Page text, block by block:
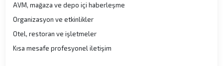
AVM, mağaza ve depo içi haberleşme
Organizasyon ve etkinlikler
Otel, restoran ve işletmeler
Kısa mesafe profesyonel iletişim